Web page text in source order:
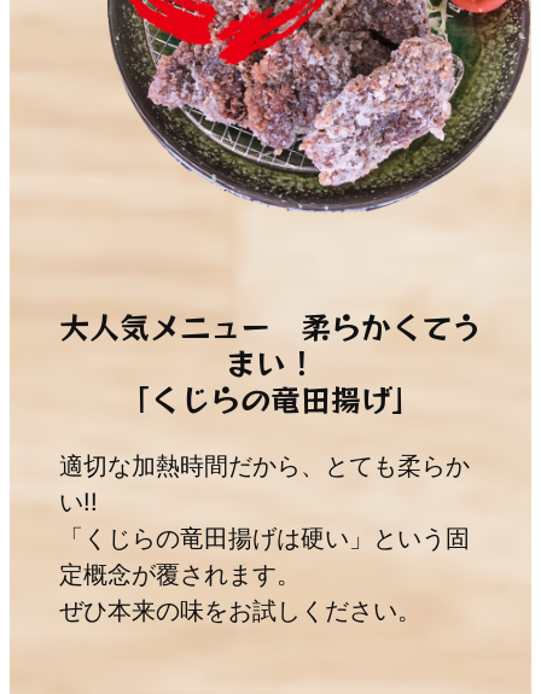
大人気メニュー 柔らかくてう
まい！
「くじらの竜田揚げ」
適切な加熱時間だから、とても柔らか
い!!
「くじらの竜田揚げは硬い」という固
定概念が覆されます。
ぜひ本来の味をお試しください。